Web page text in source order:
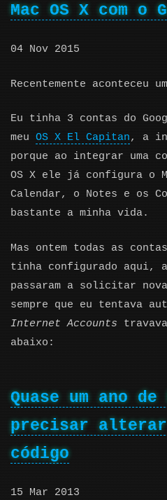
Mac OS X com o
04 Nov 2015
Recentemente aconteceu
Eu tinha 3 contas do
meu OS X El Capitan, a
porque ao integrar uma
OS X ele já configura o
Calendar, o Notes e os
bastante a minha vida.
Mas ontem todas as
tinha configurado aqui, ao
passaram a solicitar
sempre que eu tentava
Internet Accounts
abaixo:
Quase um ano
precisar alterar
código
15 Mar 2013